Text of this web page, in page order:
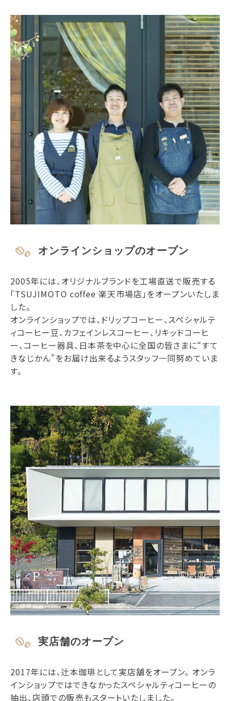
オンラインショップのオープン
2005年には、オリジナルブランドを工場直送で販売する
「TSUJIMOTO coffee 楽天市場店」をオープンいたしま
した。
オンラインショップでは、ドリップコーヒー、スペシャルテ
ィコーヒー豆、カフェインレスコーヒー、リキッドコーヒ
ー、コーヒー器具、日本茶を中心に全国の皆さまに“すて
きなじかん”をお届け出来るようスタッフ一同努めていま
す。
実店舗のオープン
2017年には、辻本珈琲として実店舗をオープン。 オンラ
インショップではできなかったスペシャルティコーヒーの
抽出、店頭での販売もスタートいたしました。